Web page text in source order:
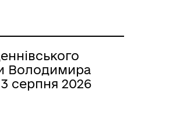
Володимира
серпня 2026